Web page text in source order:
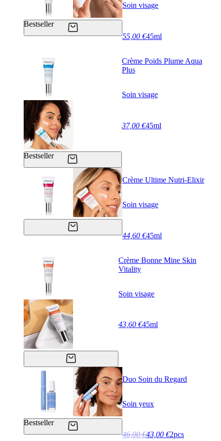
Bestseller
Soin visage
55,00 €45ml
Bestseller
Crème Poids Plume Aqua
Plus
Soin visage
37,00 €45ml
Crème Ultime Nutri-Elixir
Soin visage
44,60 €45ml
Crème Bonne Mine Skin
Vitality
Soin visage
43,60 €45ml
Bestseller
Duo Soin du Regard
Soin yeux
46,00 €43,00 €2pcs